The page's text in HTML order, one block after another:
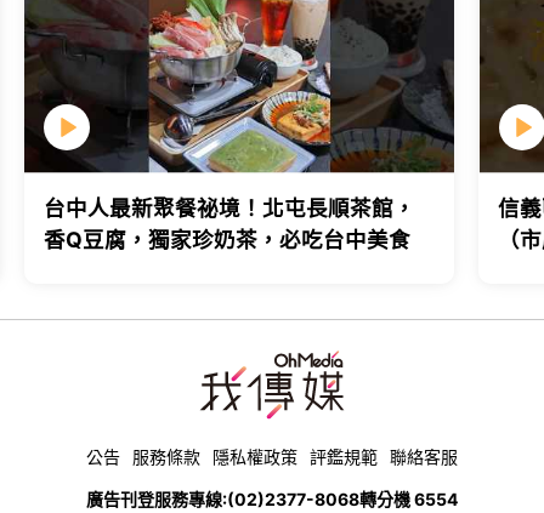
台中人最新聚餐祕境！北屯長順茶館，
香Q豆腐，獨家珍奶茶，必吃台中美食
信
（
公告 服務條款 隱私權政策 評鑑規範 聯絡客服
廣告刊登服務專線:(02)2377-8068轉分機 6554